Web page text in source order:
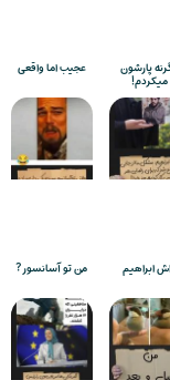
پارشون
میکردم!
عجیب اما واقعی
ابراهیم من تو آسانسور?